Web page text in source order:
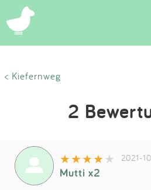
< Kiefernweg
2
2021-
Mutti x2